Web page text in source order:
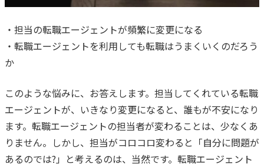
・担当の転職エージェントが頻繁に変更になる
・転職エージェントを利用しても転職はうまくいくのだろう
か
このような悩みに、お答えします。 担当してくれている転職
エージェントが、いきなり変更になると、誰もが不安になり
ます。 転職エージェントの担当者が変わることは、少なくあ
りません。 しかし、担当がコロコロ変わると「自分に問題が
あるのでは?」と考えるのは、当然です。 転職エージェント